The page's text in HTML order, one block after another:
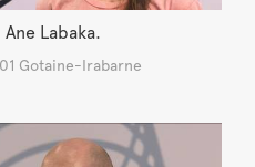
Labaka.
Gotaine-Irabarne